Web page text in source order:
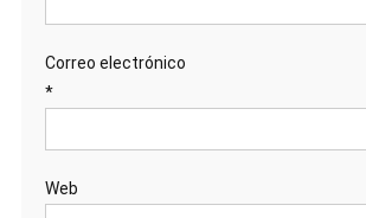
Correo electrónico
*
Web